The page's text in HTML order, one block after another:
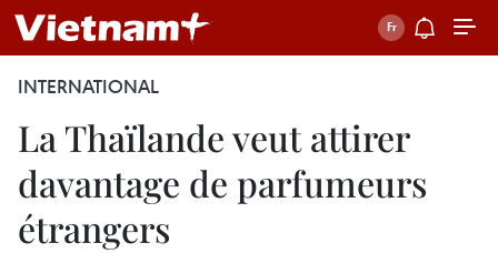
INTERNATIONAL
La Thaïlande veut attirer
davantage de parfumeurs
étrangers